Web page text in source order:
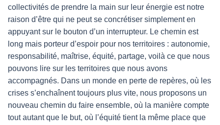
collectivités de prendre la main sur leur énergie est notre
raison d’être qui ne peut se concrétiser simplement en
appuyant sur le bouton d’un interrupteur. Le chemin est
long mais porteur d’espoir pour nos territoires : autonomie,
responsabilité, maîtrise, équité, partage, voilà ce que nous
pouvons lire sur les territoires que nous avons
accompagnés. Dans un monde en perte de repères, où les
crises s’enchaînent toujours plus vite, nous proposons un
nouveau chemin du faire ensemble, où la manière compte
tout autant que le but, où l’équité tient la même place que